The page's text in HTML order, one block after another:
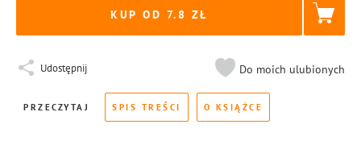
KUP OD 7.8
Udostępnij Do moich ulubionych
PRZECZYTAJ SPIS TREŚCI O KSIĄŻCE